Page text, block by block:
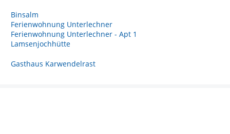
Binsalm
Ferienwohnung Unterlechner
Ferienwohnung Unterlechner - Apt 1
Lamsenjochhütte
Gasthaus Karwendelrast